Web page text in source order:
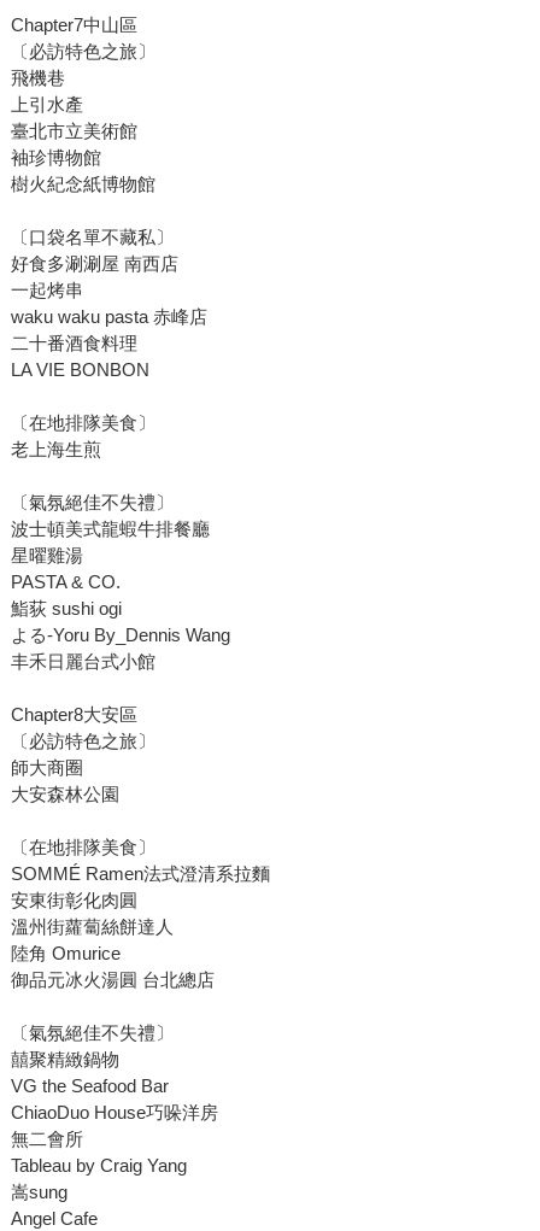
Chapter7中山區
〔必訪特色之旅〕
飛機巷
上引水產
臺北市立美術館
袖珍博物館
樹火紀念紙博物館
〔口袋名單不藏私〕
好食多涮涮屋 南西店
一起烤串
waku waku pasta 赤峰店
二十番酒食料理
LA VIE BONBON
〔在地排隊美食〕
老上海生煎
〔氣氛絕佳不失禮〕
波士頓美式龍蝦牛排餐廳
星曜雞湯
PASTA & CO.
鮨荻 sushi ogi
よる-Yoru By_Dennis Wang
丰禾日麗台式小館
Chapter8大安區
〔必訪特色之旅〕
師大商圈
大安森林公園
〔在地排隊美食〕
SOMMÉ Ramen法式澄清系拉麵
安東街彰化肉圓
溫州街蘿蔔絲餅達人
陸角 Omurice
御品元冰火湯圓 台北總店
〔氣氛絕佳不失禮〕
囍聚精緻鍋物
VG the Seafood Bar
ChiaoDuo House巧哚洋房
無二會所
Tableau by Craig Yang
嵩sung
Angel Cafe